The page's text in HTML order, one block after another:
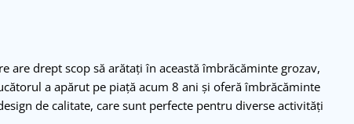
drept scop să arătați în această îmbrăcăminte grozav,
a apărut pe piață acum 8 ani și oferă îmbrăcăminte
de calitate, care sunt perfecte pentru diverse activități